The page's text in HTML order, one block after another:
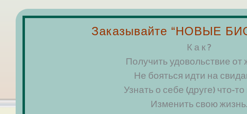
Портфолио
С использованием ACCESS от
Специализированная база данных для
клиенты, поставщики, посредники,
Акцент на выполнение рассылок (как общих, так
Заказывайте “НОВЫЕ
К а к ?
Получить удовольствие от
Не бояться идти на
Узнать о себе (друге) что-
Изменить свою жизнь.